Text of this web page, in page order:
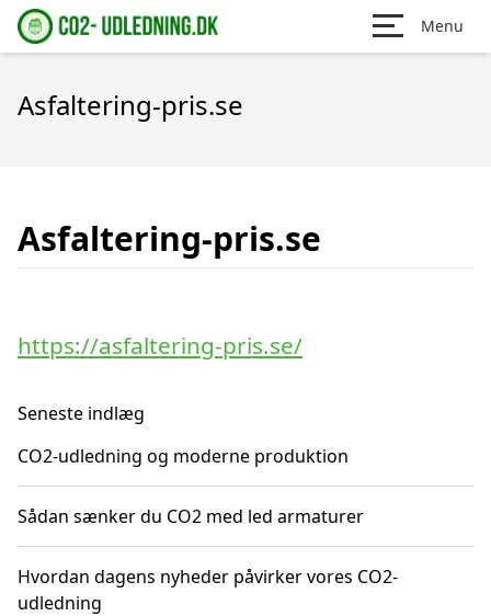
Menu
Asfaltering-pris.se
Asfaltering-pris.se
https://asfaltering-pris.se/
Seneste indlæg
CO2-udledning og moderne produktion
Sådan sænker du CO2 med led armaturer
Hvordan dagens nyheder påvirker vores CO2-
udledning